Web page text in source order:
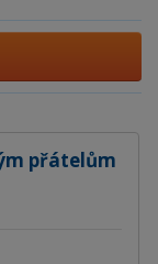
přátelům